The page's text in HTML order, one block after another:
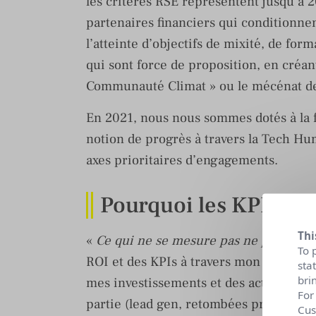
partenaires financiers qui
l’atteinte d’objectifs de mixité, de
qui sont force de proposition, en
Communauté Climat » ou le mécénat
En 2021, nous nous sommes dotés à
notion de progrès à travers la Tech
axes prioritaires d’engagements.
Pourquoi les KPI’s
« Ce qui ne se mesure pas ne peut pas
ROI et des KPIs à travers mon
mes investissements et des actions
partie (lead gen, retombées presse,
To